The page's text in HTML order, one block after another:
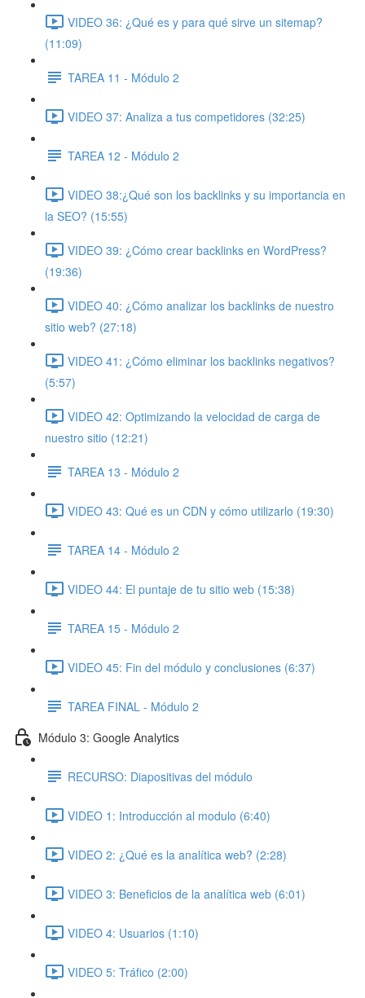
VIDEO 36: ¿Qué es y para qué sirve un sitemap?
(11:09)
TAREA 11 - Módulo 2
VIDEO 37: Analiza a tus competidores (32:25)
TAREA 12 - Módulo 2
VIDEO 38:¿Qué son los backlinks y su importancia en
la SEO? (15:55)
VIDEO 39: ¿Cómo crear backlinks en WordPress?
(19:36)
VIDEO 40: ¿Cómo analizar los backlinks de nuestro
sitio web? (27:18)
VIDEO 41: ¿Cómo eliminar los backlinks negativos?
(5:57)
VIDEO 42: Optimizando la velocidad de carga de
nuestro sitio (12:21)
TAREA 13 - Módulo 2
VIDEO 43: Qué es un CDN y cómo utilizarlo (19:30)
TAREA 14 - Módulo 2
VIDEO 44: El puntaje de tu sitio web (15:38)
TAREA 15 - Módulo 2
VIDEO 45: Fin del módulo y conclusiones (6:37)
TAREA FINAL - Módulo 2
Módulo 3: Google Analytics
RECURSO: Diapositivas del módulo
VIDEO 1: Introducción al modulo (6:40)
VIDEO 2: ¿Qué es la analítica web? (2:28)
VIDEO 3: Beneficios de la analítica web (6:01)
VIDEO 4: Usuarios (1:10)
VIDEO 5: Tráfico (2:00)